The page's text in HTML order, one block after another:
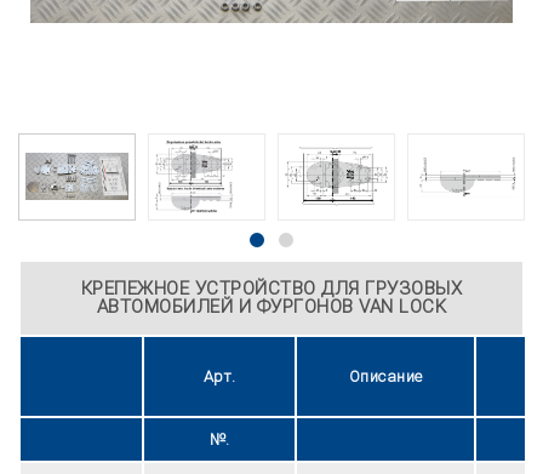
КРЕПЕЖНОЕ УСТРОЙСТВО ДЛЯ ГРУЗОВЫХ
АВТОМОБИЛЕЙ И ФУРГОНОВ VAN LOCK
Арт. Описание
№.